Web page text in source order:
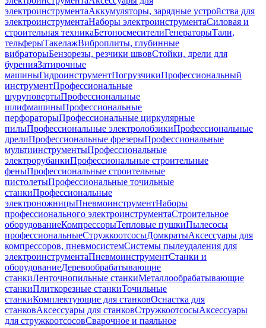
электроинструментаАккумуляторы, зарядные устройства для
электроинструментаНаборы электроинструментаСиловая и
строительная техникаБетоносмесителиГенераторыТали,
тельферыТакелажВиброплиты, глубинные
вибраторыБензорезы, резчики швовСтойки, дрели для
буренияЗатирочные
машиныГидроинструментПогрузчикиПрофессиональный
инструментПрофессиональные
шуруповертыПрофессиональные
шлифмашиныПрофессиональные
перфораторыПрофессиональные циркулярные
пилыПрофессиональные электролобзикиПрофессиональные
дрелиПрофессиональные фрезерыПрофессиональные
мультиинструментыПрофессиональные
электрорубанкиПрофессиональные строительные
феныПрофессиональные строительные
пистолетыПрофессиональные точильные
станкиПрофессиональные
электроножницыПневмоинструментНаборы
профессионального электроинструментаСтроительное
оборудованиеКомпрессорыТепловые пушкиПылесосы
профессиональныеСтружкоотсосыДомкратыАксессуары для
компрессоров, пневмосистемСистемы пылеудаления для
электроинструментаПневмоинструментСтанки и
оборудованиеДеревообрабатывающие
станкиЛенточнопильные станкиМеталлообрабатывающие
станкиПлиткорезные станкиТочильные
станкиКомплектующие для станковОснастка для
станковАксессуары для станковСтружкоотсосыАксессуары
для стружкоотсосовСварочное и паяльное